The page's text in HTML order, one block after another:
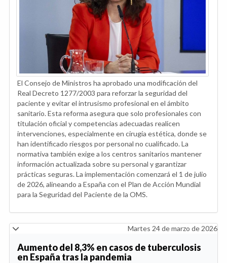
El Consejo de Ministros ha aprobado una modificación del
Real Decreto 1277/2003 para reforzar la seguridad del
paciente y evitar el intrusismo profesional en el ámbito
sanitario. Esta reforma asegura que solo profesionales con
titulación oficial y competencias adecuadas realicen
intervenciones, especialmente en cirugía estética, donde se
han identificado riesgos por personal no cualificado. La
normativa también exige a los centros sanitarios mantener
información actualizada sobre su personal y garantizar
prácticas seguras. La implementación comenzará el 1 de julio
de 2026, alineando a España con el Plan de Acción Mundial
para la Seguridad del Paciente de la OMS.
Martes 24 de marzo de 2026
Aumento del 8,3% en casos de tuberculosis
en España tras la pandemia